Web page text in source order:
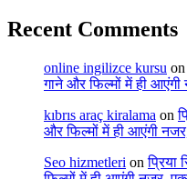
Recent Comments
online ingilizce kursu
गाने और फिल्मों में ही
kıbrıs araç kiralama on
और फिल्मों में ही आएंगी
Seo hizmetleri onप्रिया